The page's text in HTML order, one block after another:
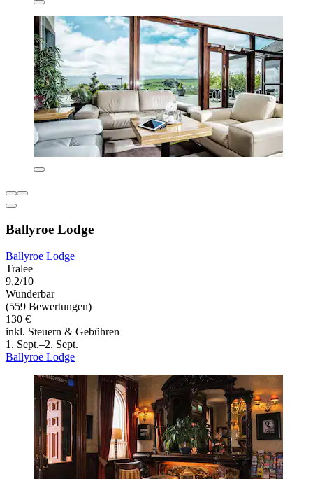
Ballyroe Lodge
Ballyroe Lodge
Tralee
9,2/10
Wunderbar
(559 Bewertungen)
130 €
inkl. Steuern & Gebühren
1. Sept.–2. Sept.
Ballyroe Lodge